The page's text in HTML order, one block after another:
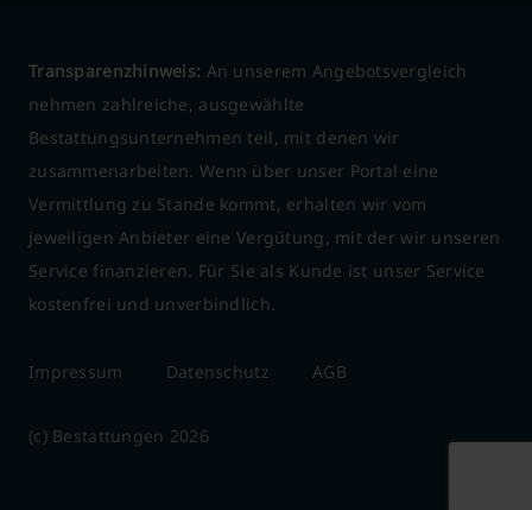
Transparenzhinweis: An unserem Angebotsvergleich
nehmen zahlreiche, ausgewählte
Bestattungsunternehmen teil, mit denen wir
zusammenarbeiten. Wenn über unser Portal eine
Vermittlung zu Stande kommt, erhalten wir vom
jeweiligen Anbieter eine Vergütung, mit der wir unseren
Service finanzieren. Für Sie als Kunde ist unser Service
kostenfrei und unverbindlich.
Impressum Datenschutz AGB
(c) Bestattungen 2026